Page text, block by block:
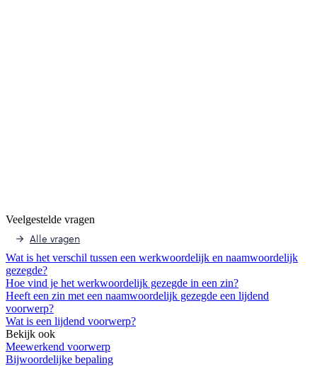
Veelgestelde vragen
Alle vragen
Wat is het verschil tussen een werkwoordelijk en naamwoordelijk
gezegde?
Hoe vind je het werkwoordelijk gezegde in een zin?
Heeft een zin met een naamwoordelijk gezegde een lijdend
voorwerp?
Wat is een lijdend voorwerp?
Bekijk ook
Meewerkend voorwerp
Bijwoordelijke bepaling